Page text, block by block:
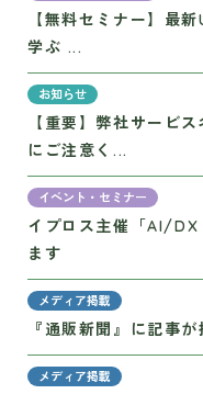
【無料セミナー】最
学ぶ ...
お知らせ
【重要】弊社サービ
にご注意く...
イベント・セミナー
イプロス主催「AI/DX
ます
メディア掲載
『通販新聞』に記事
メディア掲載